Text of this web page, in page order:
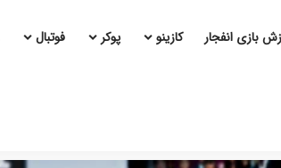
بازی انفجار کازینو پوکر فوتبال